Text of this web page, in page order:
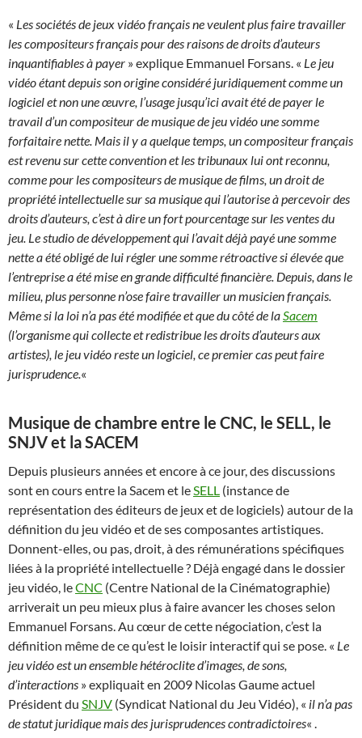
« Les sociétés de jeux vidéo français ne veulent plus faire travailler
les compositeurs français pour des raisons de droits d’auteurs
inquantifiables à payer » explique Emmanuel Forsans. « Le jeu
vidéo étant depuis son origine considéré juridiquement comme un
logiciel et non une œuvre, l’usage jusqu’ici avait été de payer le
travail d’un compositeur de musique de jeu vidéo une somme
forfaitaire nette. Mais il y a quelque temps, un compositeur français
est revenu sur cette convention et les tribunaux lui ont reconnu,
comme pour les compositeurs de musique de films, un droit de
propriété intellectuelle sur sa musique qui l’autorise à percevoir des
droits d’auteurs, c’est à dire un fort pourcentage sur les ventes du
jeu. Le studio de développement qui l’avait déjà payé une somme
nette a été obligé de lui régler une somme rétroactive si élevée que
l’entreprise a été mise en grande difficulté financière. Depuis, dans le
milieu, plus personne n’ose faire travailler un musicien français.
Même si la loi n’a pas été modifiée et que du côté de laSacem
(l’organisme qui collecte et redistribue les droits d’auteurs aux
artistes), le jeu vidéo reste un logiciel, ce premier cas peut faire
jurisprudence.«
Musique de chambre entre le CNC, le SELL, le
SNJV et la SACEM
Depuis plusieurs années et encore à ce jour, des discussions
sont en cours entre la Sacem et leSELL (instance de
représentation des éditeurs de jeux et de logiciels) autour de la
définition du jeu vidéo et de ses composantes artistiques.
Donnent-elles, ou pas, droit, à des rémunérations spécifiques
liées à la propriété intellectuelle ? Déjà engagé dans le dossier
jeu vidéo, leCNC (Centre National de la Cinématographie)
arriverait un peu mieux plus à faire avancer les choses selon
Emmanuel Forsans. Au cœur de cette négociation, c’est la
définition même de ce qu’est le loisir interactif qui se pose. « Le
jeu vidéo est un ensemble hétéroclite d’images, de sons,
d’interactions » expliquait en 2009 Nicolas Gaume actuel
Président du SNJV (Syndicat National du Jeu Vidéo), « il n’a pas
de statut juridique mais des jurisprudences contradictoires« .